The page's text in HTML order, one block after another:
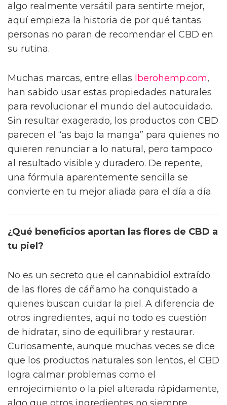
algo realmente versátil para sentirte mejor,
aquí empieza la historia de por qué tantas
personas no paran de recomendar el CBD en
su rutina.
Muchas marcas, entre ellas Iberohemp.com,
han sabido usar estas propiedades naturales
para revolucionar el mundo del autocuidado.
Sin resultar exagerado, los productos con CBD
parecen el “as bajo la manga” para quienes no
quieren renunciar a lo natural, pero tampoco
al resultado visible y duradero. De repente,
una fórmula aparentemente sencilla se
convierte en tu mejor aliada para el día a día.
¿Qué beneficios aportan las flores de CBD a
tu piel?
No es un secreto que el cannabidiol extraído
de las flores de cáñamo ha conquistado a
quienes buscan cuidar la piel. A diferencia de
otros ingredientes, aquí no todo es cuestión
de hidratar, sino de equilibrar y restaurar.
Curiosamente, aunque muchas veces se dice
que los productos naturales son lentos, el CBD
logra calmar problemas como el
enrojecimiento o la piel alterada rápidamente,